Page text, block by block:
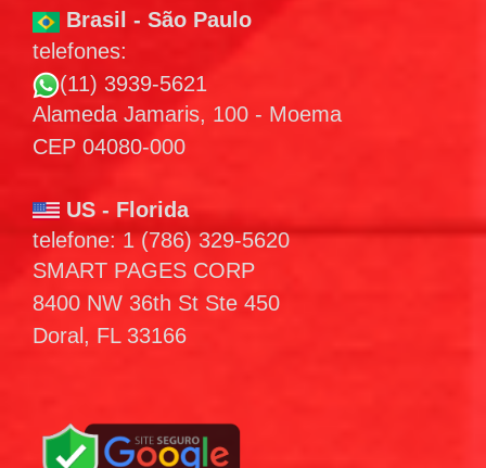
Brasil - São Paulo
telefones:
(11) 3939-5621
Alameda Jamaris, 100 - Moema
CEP 04080-000
US - Florida
telefone: 1 (786) 329-5620
SMART PAGES CORP
8400 NW 36th St Ste 450
Doral, FL 33166